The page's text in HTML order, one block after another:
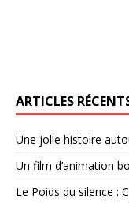
ARTICLES
Une jolie histoire
Un film d’animation
Le Poids du silence :